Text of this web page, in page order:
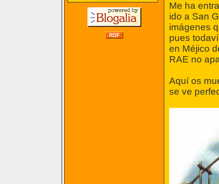
Me ha
ido a San
imágenes
pues
en Méjico
RAE no
Aquí os
se ve